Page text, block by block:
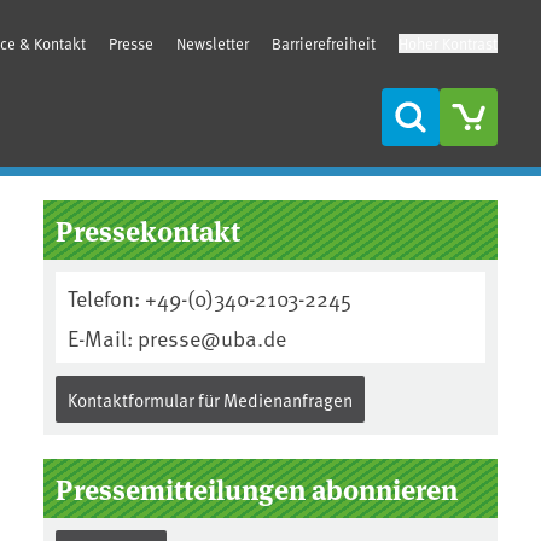
& Kontakt Presse Newsletter Barrierefreiheit
Suche
Seitenleiste
Pressekontakt
Telefon: +49-(0)340-2103-2245
E-Mail: presse@uba.de
Kontaktformular für Medienanfragen
Pressemitteilungen abonnieren